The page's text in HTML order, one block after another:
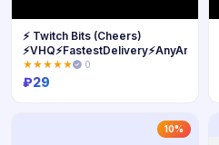
⚡ Twitch Bits (Cheers)
⚡️VHQ⚡FastestDelivery⚡️AnyAmount
★★★★★ 0
₽29
10%